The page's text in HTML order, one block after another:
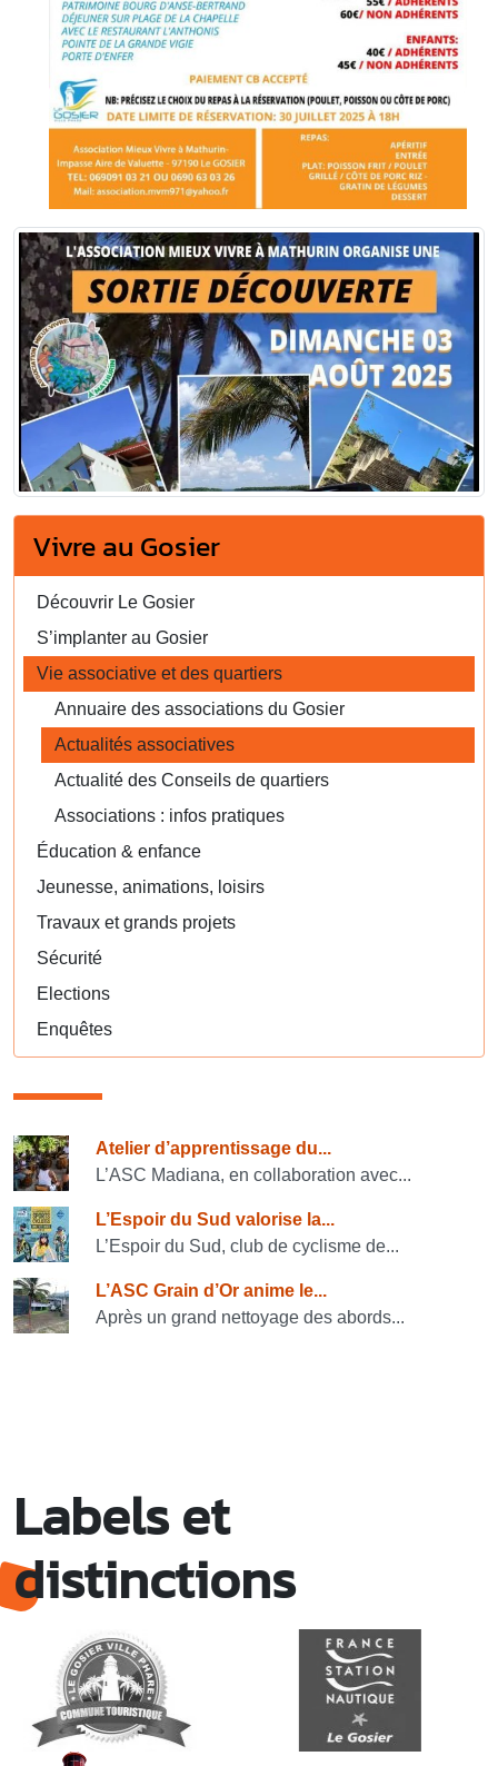
Vivre au Gosier
Découvrir Le Gosier
S’implanter au Gosier
Vie associative et des quartiers
Annuaire des associations du Gosier
Actualités associatives
Actualité des Conseils de quartiers
Associations : infos pratiques
Éducation & enfance
Jeunesse, animations, loisirs
Travaux et grands projets
Sécurité
Elections
Enquêtes
Consulter également
Atelier d’apprentissage du...
L’ASC Madiana, en collaboration avec...
L’Espoir du Sud valorise la...
L’Espoir du Sud, club de cyclisme de...
L’ASC Grain d’Or anime le...
Après un grand nettoyage des abords...
Labels et
distinctions